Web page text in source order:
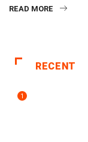
READ MORE
RECENT
1